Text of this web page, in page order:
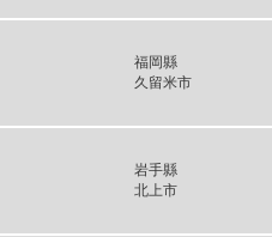
福岡縣
久留米市
岩手縣
北上市